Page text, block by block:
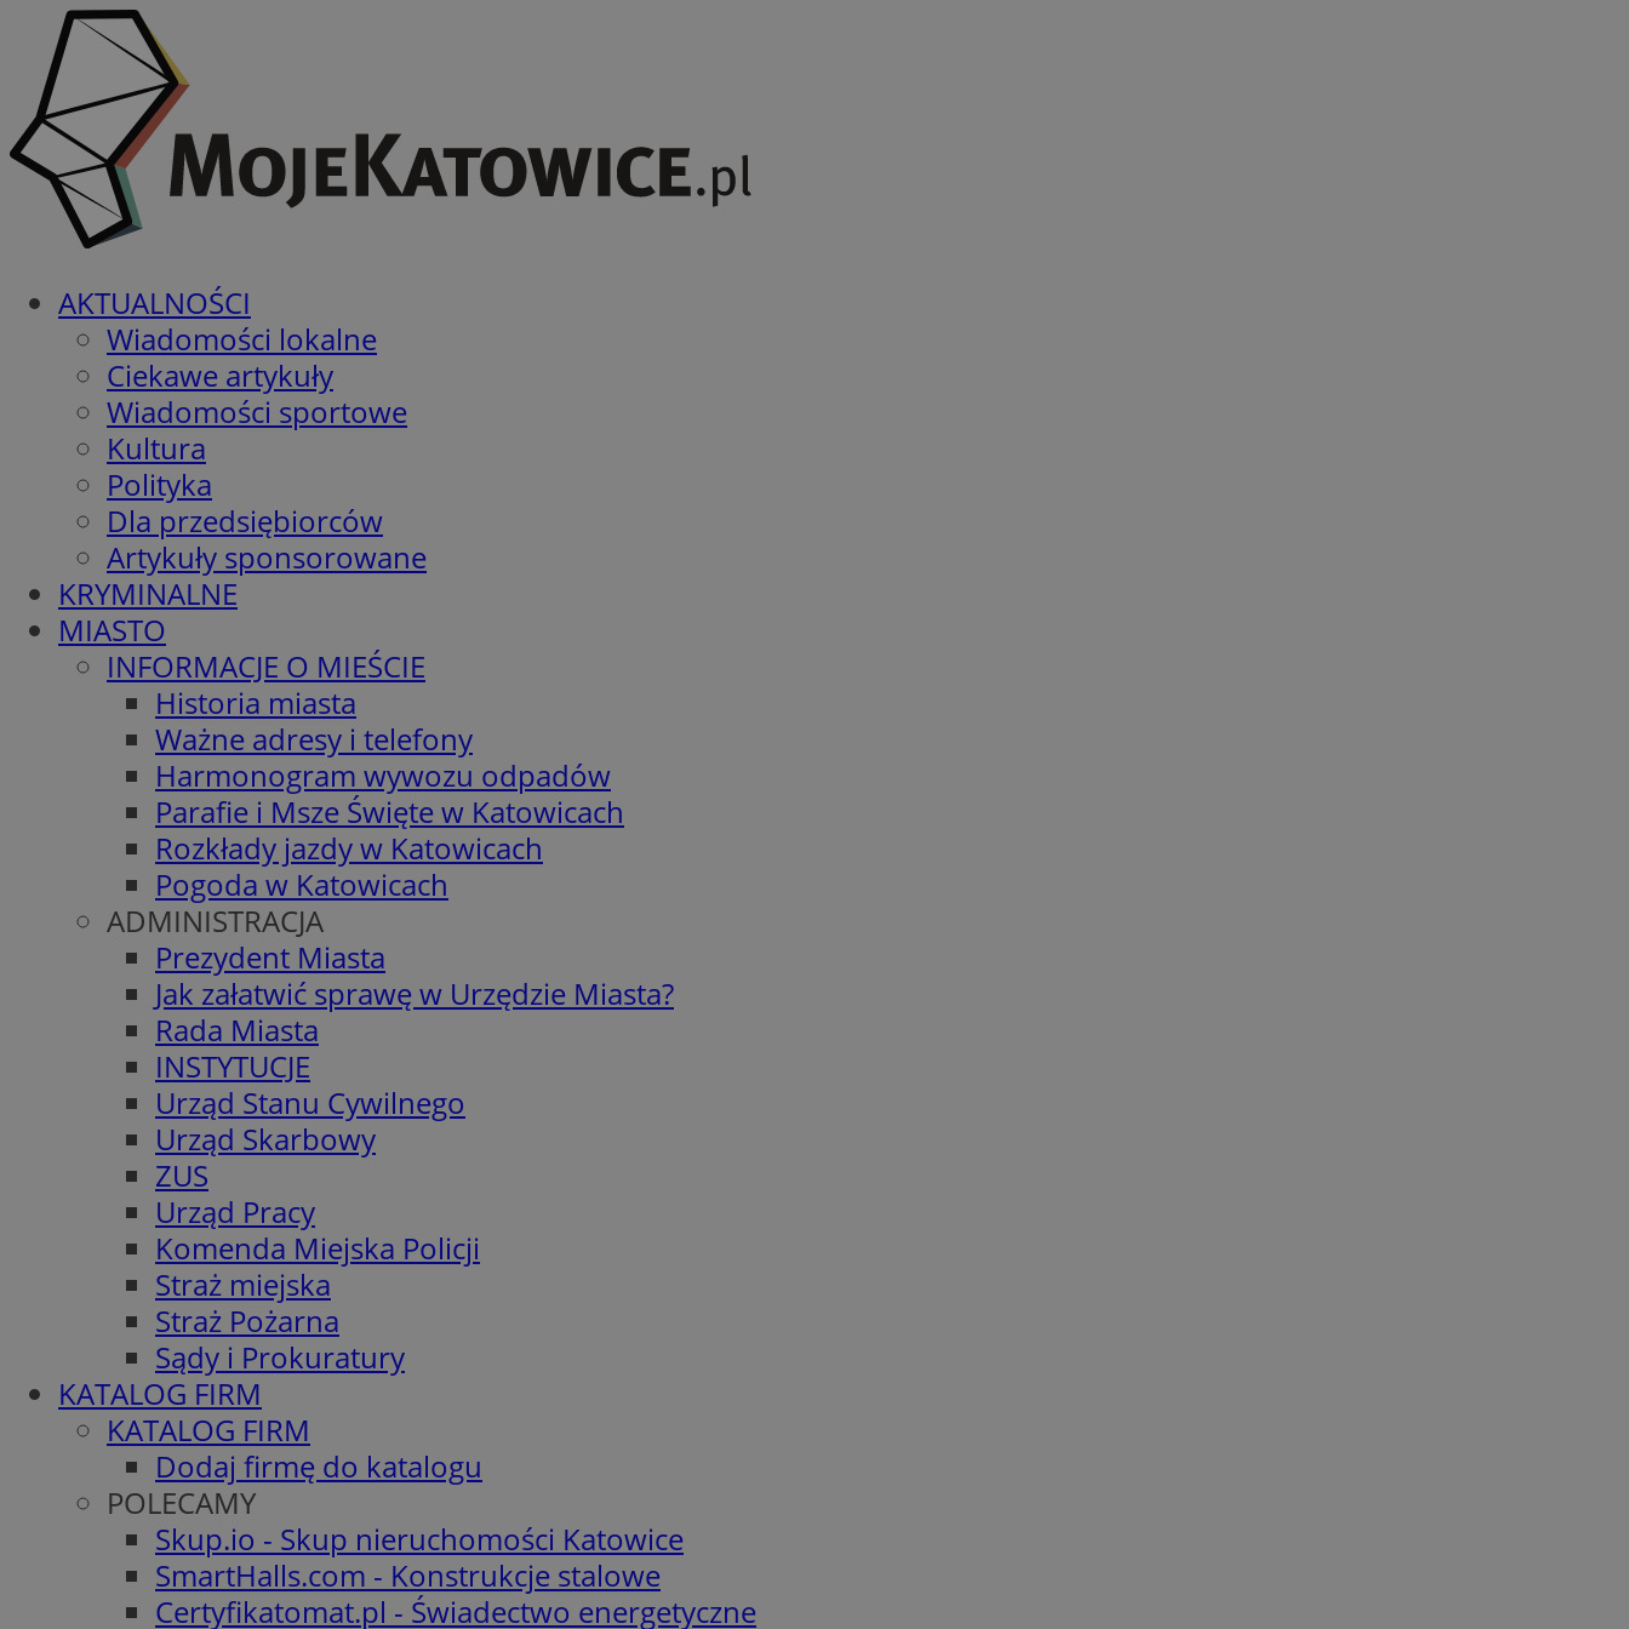
AKTUALNOŚCI
Wiadomości lokalne
Ciekawe artykuły
Wiadomości sportowe
Kultura
Polityka
Dla przedsiębiorców
Artykuły sponsorowane
KRYMINALNE
MIASTO
INFORMACJE O MIEŚCIE
Historia miasta
Ważne adresy i telefony
Harmonogram wywozu odpadów
Parafie i Msze Święte w Katowicach
Rozkłady jazdy w Katowicach
Pogoda w Katowicach
ADMINISTRACJA
Prezydent Miasta
Jak załatwić sprawę w Urzędzie Miasta?
Rada Miasta
INSTYTUCJE
Urząd Stanu Cywilnego
Urząd Skarbowy
ZUS
Urząd Pracy
Komenda Miejska Policji
Straż miejska
Straż Pożarna
Sądy i Prokuratury
KATALOG FIRM
KATALOG FIRM
Dodaj firmę do katalogu
POLECAMY
Skup.io - Skup nieruchomości Katowice
SmartHalls.com - Konstrukcje stalowe
Certyfikatomat.pl - Świadectwo energetyczne